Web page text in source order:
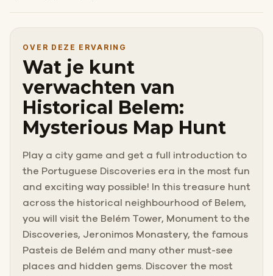
OVER DEZE ERVARING
Wat je kunt
verwachten van
Historical Belem:
Mysterious Map Hunt
Play a city game and get a full introduction to
the Portuguese Discoveries era in the most fun
and exciting way possible! In this treasure hunt
across the historical neighbourhood of Belem,
you will visit the Belém Tower, Monument to the
Discoveries, Jeronimos Monastery, the famous
Pasteis de Belém and many other must-see
places and hidden gems. Discover the most